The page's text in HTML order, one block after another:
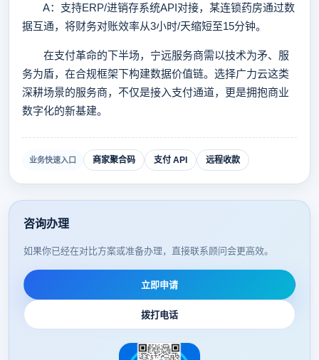
A：支持ERP/进销存系统API对接，某连锁药房通过数
据互通，将财务对账效率从3小时/天缩短至15分钟。
在支付革命的下半场，宁远服务商需以技术为矛、服
务为盾，在合规框架下构建数据价值链。选择广力云这类
深耕场景的服务商，不仅是接入支付通道，更是拥抱商业
数字化的新基建。
业务快速入口 商家聚合码 支付 API 远程收款
咨询办理
如果你已经在对比方案或准备办理，直接联系顾问会更高效。
立即申请
拨打电话